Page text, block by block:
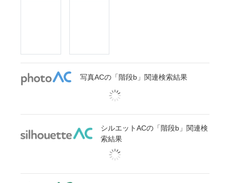
写真ACの「階段b」関連検索結果
シルエットACの「階段b」関連検
索結果